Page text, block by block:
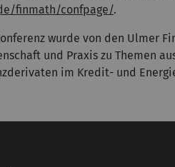
finmath/confpage/.
wurde von den Ulmer
und Praxis zu Themen
im Kredit- und